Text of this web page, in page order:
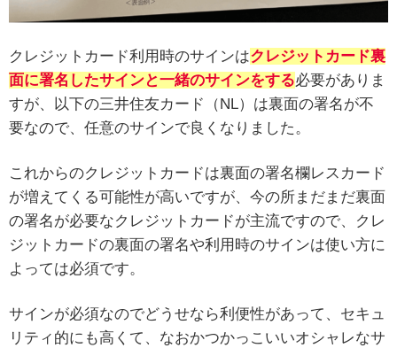
クレジットカード利用時のサインはクレジットカード裏
面に署名したサインと一緒のサインをする必要がありま
すが、以下の三井住友カード（NL）は裏面の署名が不
要なので、任意のサインで良くなりました。
これからのクレジットカードは裏面の署名欄レスカード
が増えてくる可能性が高いですが、今の所まだまだ裏面
の署名が必要なクレジットカードが主流ですので、クレ
ジットカードの裏面の署名や利用時のサインは使い方に
よっては必須です。
サインが必須なのでどうせなら利便性があって、セキュ
リティ的にも高くて、なおかつかっこいいオシャレなサ